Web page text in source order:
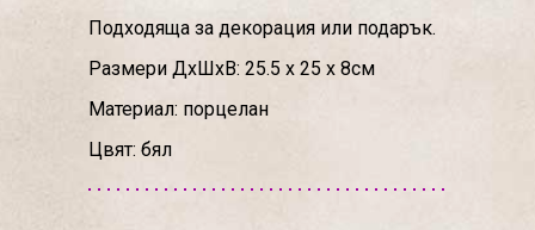
Подходяща за декорация или подарък.
Размери ДхШхВ: 25.5 х 25 х 8см
Материал: порцелан
Цвят: бял